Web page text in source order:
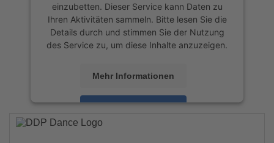
einzubetten. Dieser Service kann Daten zu
Ihren Aktivitäten sammeln. Bitte lesen Sie die
Details durch und stimmen Sie der Nutzung
des Service zu, um diese Inhalte anzuzeigen.
Mehr Informationen
Akzeptieren
powered by